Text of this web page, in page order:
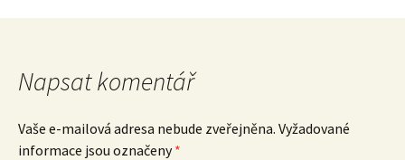
pro
příspěvky
Napsat komentář
Vaše e-mailová adresa nebude zveřejněna. Vyžadované
informace jsou označeny*